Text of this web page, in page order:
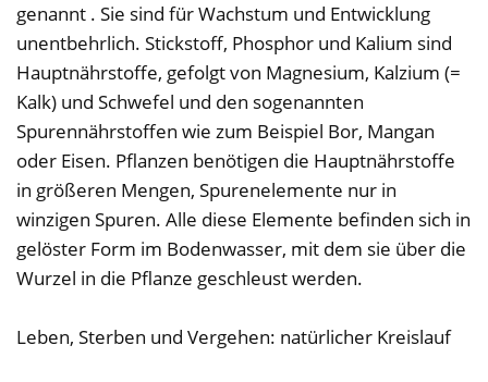
genannt . Sie sind für Wachstum und Entwicklung
unentbehrlich. Stickstoff, Phosphor und Kalium sind
Hauptnährstoffe, gefolgt von Magnesium, Kalzium (=
Kalk) und Schwefel und den sogenannten
Spurennährstoffen wie zum Beispiel Bor, Mangan
oder Eisen. Pflanzen benötigen die Hauptnährstoffe
in größeren Mengen, Spurenelemente nur in
winzigen Spuren. Alle diese Elemente befinden sich in
gelöster Form im Bodenwasser, mit dem sie über die
Wurzel in die Pflanze geschleust werden.
Leben, Sterben und Vergehen: natürlicher Kreislauf